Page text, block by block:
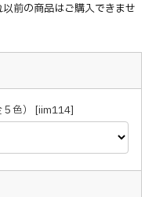
前の商品はご購入できませ
色） [iim114]